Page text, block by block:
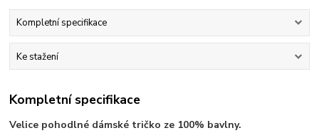
Kompletní specifikace
Ke stažení
Kompletní specifikace
Velice pohodlné dámské tričko ze 100% bavlny.